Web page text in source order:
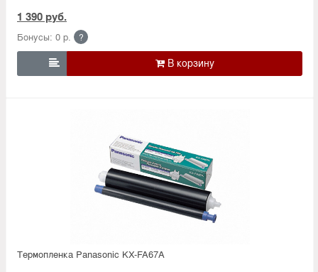
1 390 руб.
Бонусы: 0 р. ?

Термопленка Panasonic KX-FA67A